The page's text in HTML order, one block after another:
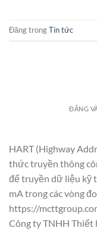
Đăng trongTin tức
ĐĂNG
HART (Highway
thức truyền thông
để truyền dữ liệu kỹ
mA trong các vòng
https://
Công ty TNHH Thiết